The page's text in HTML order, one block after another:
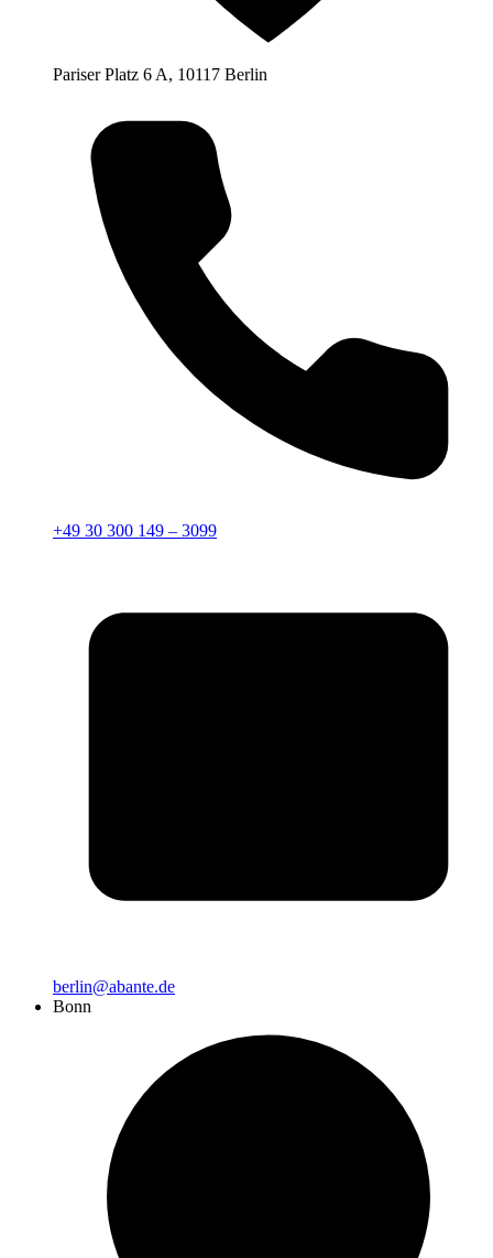
Pariser Platz 6 A, 10117 Berlin
+49 30 300 149 – 3099
berlin@abante.de
Bonn